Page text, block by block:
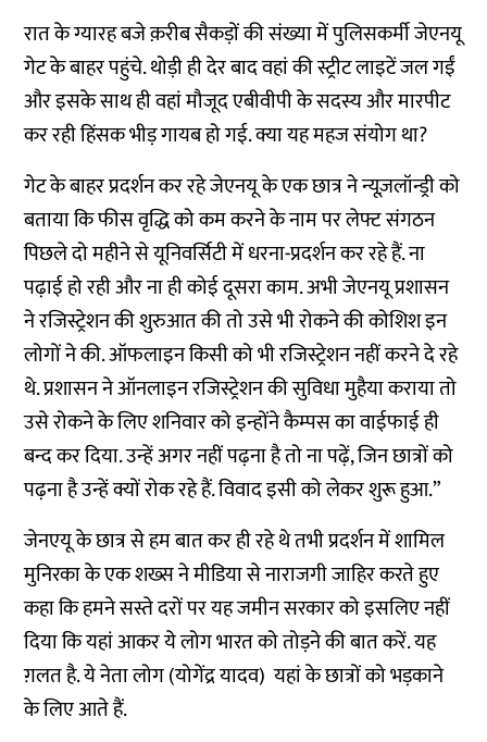
रात के ग्यारह बजे क़रीब सैकड़ों की संख्या में पुलिसकर्मी जेएनयू
गेट के बाहर पहुंचे. थोड़ी ही देर बाद वहां की स्ट्रीट लाइटें जल गईं
और इसके साथ ही वहां मौजूद एबीवीपी के सदस्य और मारपीट
कर रही हिंसक भीड़ गायब हो गई. क्या यह महज संयोग था?
गेट के बाहर प्रदर्शन कर रहे जेएनयू के एक छात्र ने न्यूज़लॉन्ड्री को
बताया कि फीस वृद्धि को कम करने के नाम पर लेफ्ट संगठन
पिछले दो महीने से यूनिवर्सिटी में धरना-प्रदर्शन कर रहे हैं. ना
पढ़ाई हो रही और ना ही कोई दूसरा काम. अभी जेएनयू प्रशासन
ने रजिस्ट्रेशन की शुरुआत की तो उसे भी रोकने की कोशिश इन
लोगों ने की. ऑफलाइन किसी को भी रजिस्ट्रेशन नहीं करने दे रहे
थे. प्रशासन ने ऑनलाइन रजिस्ट्रेशन की सुविधा मुहैया कराया तो
उसे रोकने के लिए शनिवार को इन्होंने कैम्पस का वाईफाई ही
बन्द कर दिया. उन्हें अगर नहीं पढ़ना है तो ना पढ़ें, जिन छात्रों को
पढ़ना है उन्हें क्यों रोक रहे हैं. विवाद इसी को लेकर शुरू हुआ.”
जेनएयू के छात्र से हम बात कर ही रहे थे तभी प्रदर्शन में शामिल
मुनिरका के एक शख्स ने मीडिया से नाराजगी जाहिर करते हुए
कहा कि हमने सस्ते दरों पर यह जमीन सरकार को इसलिए नहीं
दिया कि यहां आकर ये लोग भारत को तोड़ने की बात करें. यह
ग़लत है. ये नेता लोग (योगेंद्र यादव) यहां के छात्रों को भड़काने
के लिए आते हैं.